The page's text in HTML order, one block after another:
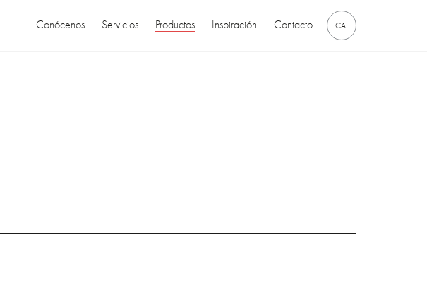
Conócenos Servicios Productos Inspiración Contacto CAT